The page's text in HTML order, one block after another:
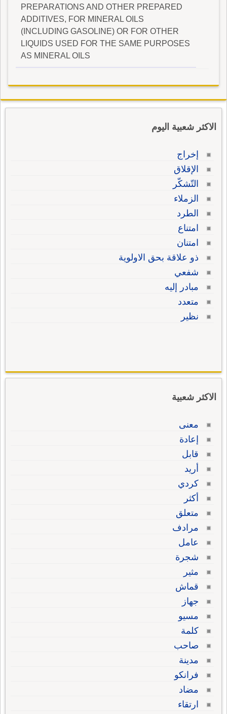
PREPARATIONS AND OTHER PREPARED
ADDITIVES, FOR MINERAL OILS
(INCLUDING GASOLINE) OR FOR OTHER
LIQUIDS USED FOR THE SAME PURPOSES
AS MINERAL OILS
الاكثر شعبية اليوم
إخراج
الإقلاق
التّشكّر
الزملاء
الطرد
امتناع
امتنان
ذو علاقة بحق الاولوية
شفعي
مبادر إليه
متعدد
نظير
الاكثر شعبية
معنى
إعادة
قابل
أريد
كردي
أكثر
متعلق
مرادف
عامل
شجرة
مثير
قماش
جهاز
مسيو
كلمة
صاحب
مدينة
فرانكو
مضاد
ارتقاء